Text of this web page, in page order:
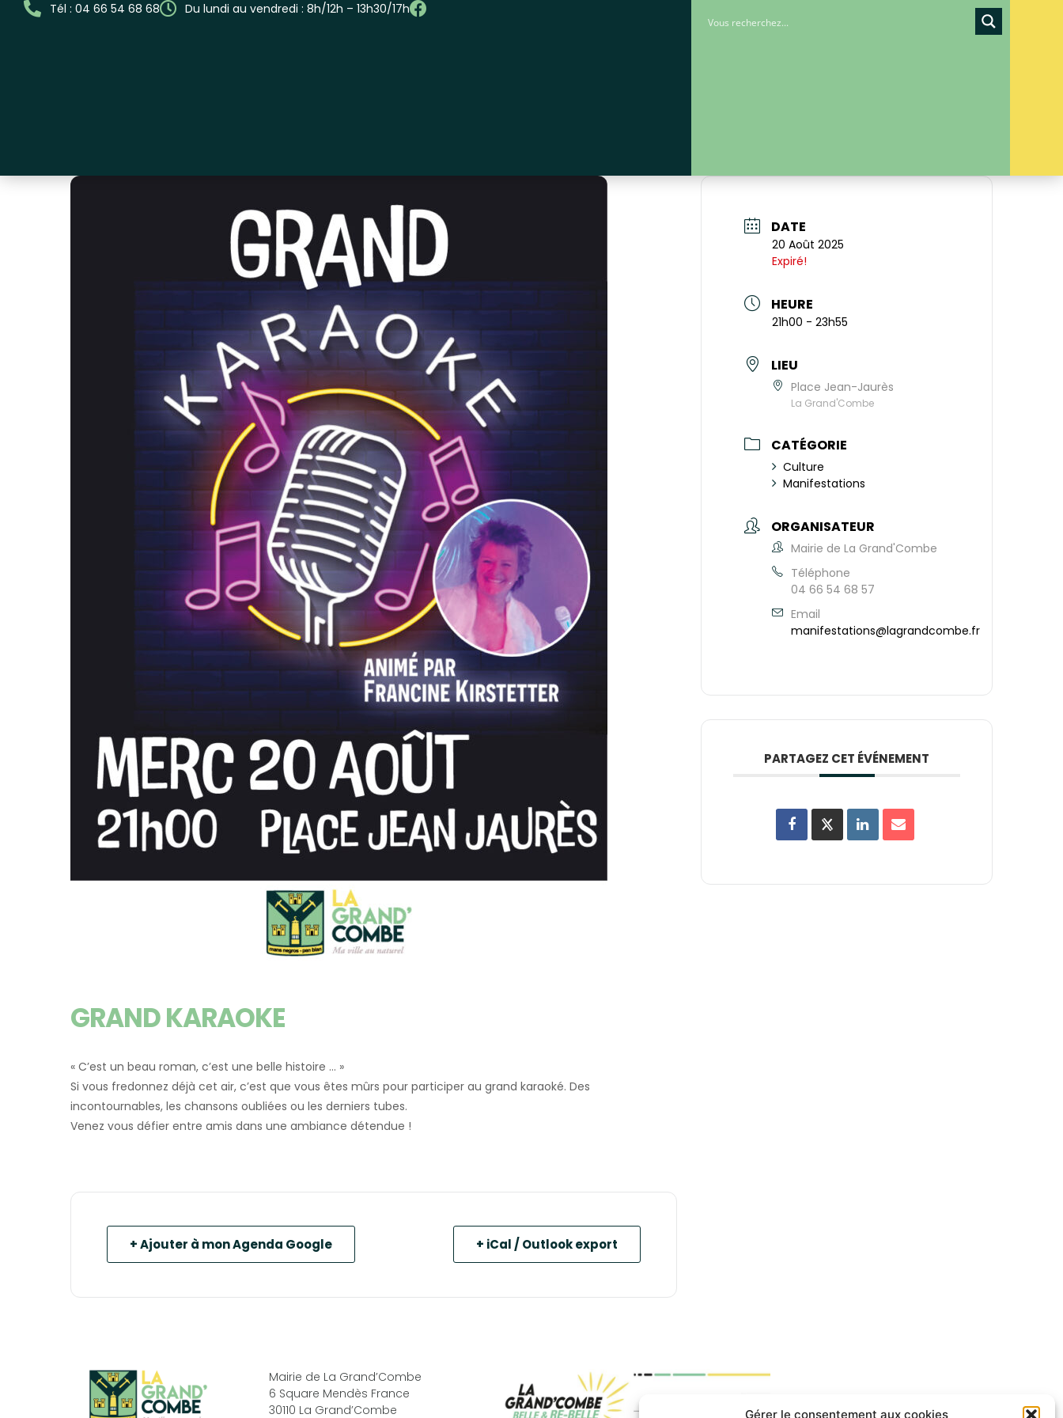
Gérer le consentement aux cookies
Tél : 04 66 54 68 68 Du lundi au vendredi : 8h/12h – 13h30/17h
GRAND KARAOKE
« C’est un beau roman, c’est une belle histoire … »
Si vous fredonnez déjà cet air, c’est que vous êtes mûrs pour participer au grand karaoké. Des
incontournables, les chansons oubliées ou les derniers tubes.
Venez vous défier entre amis dans une ambiance détendue !
+ Ajouter à mon Agenda Google + iCal / Outlook export
DATE
20 Août 2025
Expiré!
HEURE
21h00 - 23h55
LIEU
Place Jean-Jaurès
La Grand'Combe
CATÉGORIE
Culture
Manifestations
ORGANISATEUR
Mairie de La Grand'Combe
Téléphone
04 66 54 68 57
Email
manifestations@lagrandcombe.fr
PARTAGEZ CET ÉVÉNEMENT
Mairie de La Grand’Combe
6 Square Mendès France
30110 La Grand’Combe